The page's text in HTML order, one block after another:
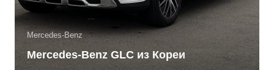
Mercedes-Benz
Mercedes-Benz GLC из Кореи